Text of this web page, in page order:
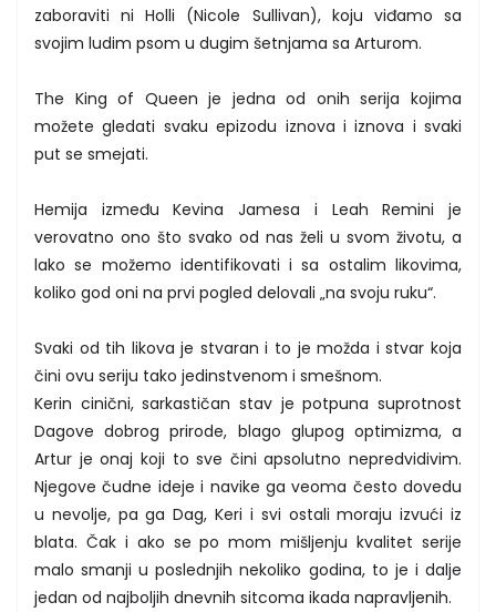
zaboraviti ni Holli (Nicole Sullivan), koju viđamo sa
svojim ludim psom u dugim šetnjama sa Arturom.
The King of Queen je jedna od onih serija kojima
možete gledati svaku epizodu iznova i iznova i svaki
put se smejati.
Hemija između Kevina Jamesa i Leah Remini je
verovatno ono što svako od nas želi u svom životu, a
lako se možemo identifikovati i sa ostalim likovima,
koliko god oni na prvi pogled delovali „na svoju ruku“.
Svaki od tih likova je stvaran i to je možda i stvar koja
čini ovu seriju tako jedinstvenom i smešnom.
Kerin cinični, sarkastičan stav je potpuna suprotnost
Dagove dobrog prirode, blago glupog optimizma, a
Artur je onaj koji to sve čini apsolutno nepredvidivim.
Njegove čudne ideje i navike ga veoma često dovedu
u nevolje, pa ga Dag, Keri i svi ostali moraju izvući iz
blata. Čak i ako se po mom mišljenju kvalitet serije
malo smanji u poslednjih nekoliko godina, to je i dalje
jedan od najboljih dnevnih sitcoma ikada napravljenih.